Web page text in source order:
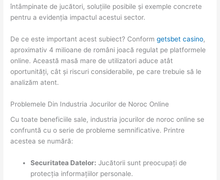
întâmpinate de jucători, soluțiile posibile și exemple concrete
pentru a evidenția impactul acestui sector.
De ce este important acest subiect? Conformgetsbet casino,
aproximativ 4 milioane de români joacă regulat pe platformele
online. Această masă mare de utilizatori aduce atât
oportunități, cât și riscuri considerabile, pe care trebuie să le
analizăm atent.
Problemele Din Industria Jocurilor de Noroc Online
Cu toate beneficiile sale, industria jocurilor de noroc online se
confruntă cu o serie de probleme semnificative. Printre
acestea se numără:
Securitatea Datelor: Jucătorii sunt preocupați de
protecția informațiilor personale.